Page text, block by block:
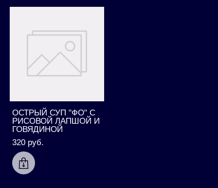
ОСТРЫЙ СУП "ФО" С
РИСОВОЙ ЛАПШОЙ И
ГОВЯДИНОЙ
320 pуб.